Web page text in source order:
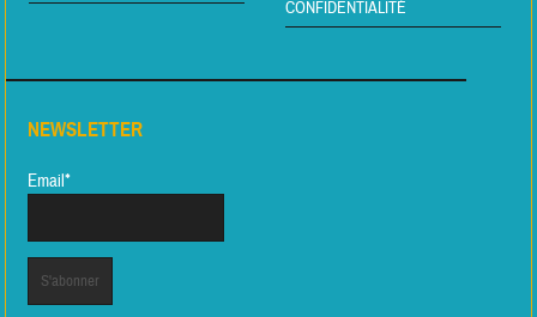
CONFIDENTIALITÉ
NEWSLETTER
Email*